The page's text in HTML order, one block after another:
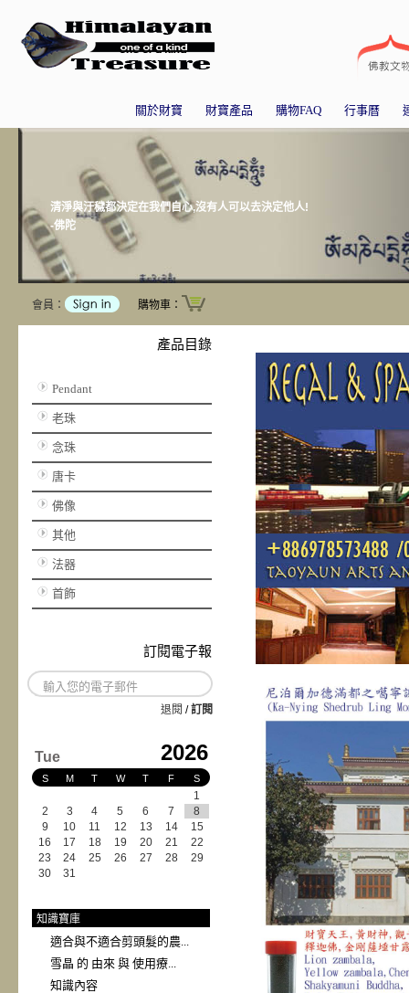
關於財寶 財寶產品 購物FAQ 行事曆
清淨與汙穢都決定在我們自心,沒有人可以去決定他人!
-佛陀
會員： 購物車：
產品目錄
Pendant
老珠
念珠
唐卡
佛像
其他
法器
首飾
訂閱電子報
退閱 /訂閱
Tue 2026
S M T W T F S
1
2
3 4 5 6 7
8
9
10 11 12 13 14
15
16
17 18 19 20 21
22
23
24 25 26 27 28
29
30
31
知識寶庫
適合與不適合剪頭髮的農...
雪晶 的 由來 與 使用療...
知識內容